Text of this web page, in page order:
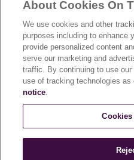
ideas de
así obtén un
tu primera
Aceptas recibir promociones,
marca y de nuestras marcas
nuestraPolítica de privacidad.
About Cookies On
We use cookies and other
purposes including to enhance
provide personalized content
serve our marketing and
traffic. By continuing to use
use of tracking technologies
notice.